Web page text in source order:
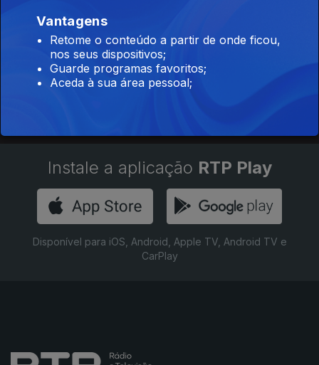
Sobrevivência
Instale a aplicação RTP Play
Disponível para iOS, Android, Apple TV, Android TV e
CarPlay
Vantagens
Retome o conteúdo a partir de onde ficou,
nos seus dispositivos;
Guarde programas favoritos;
Aceda à sua área pessoal;